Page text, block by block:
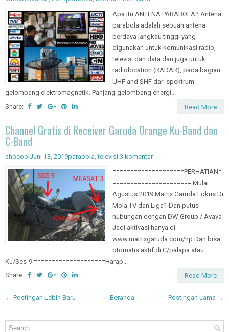
Juli 02, 2019 parabola ,
Apa itu ANTENA PARABOLA? Antena
parabola adalah sebuah antena
berdaya jangkau tinggi yang
digunakan untuk komunikasi radio,
televisi dan data dan juga untuk
radiolocation (RADAR), pada bagian
UHF and SHF dari spektrum
gelombang elektromagnetik. Panjang gelombang energi...
Channel Gratis di Receiver Garuda Orange Ku-Band dan
C-Band
Juni 13, 2019 parabola ,
Agustus 2019 Matrix Garuda Fokus Di
Mola TV dan Liga1 Dan putus
hubungan dengan DW Group / Avava
Jadi aktivasi hanya di
www.matrixgaruda.com/hp Dan bisa
otomatis aktif di C/palapa atau
Ku/Ses-9 ====================Harap...
← Postingan Lebih Baru Postingan Lama →